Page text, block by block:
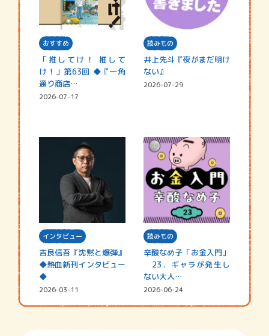
おすすめ
「推してけ！ 推して
け！」第63回 ◆『一角
通り商店…
2026-07-17
読みもの
井上先斗『夜がまだ明け
ない』
2026-07-29
インタビュー
吉良信吾『沈黙と爆弾』
◆熱血新刊インタビュー
◆
2026-03-11
読みもの
辛酸なめ子「お金入門」
23．ギャラが発生し
ない大人…
2026-06-24